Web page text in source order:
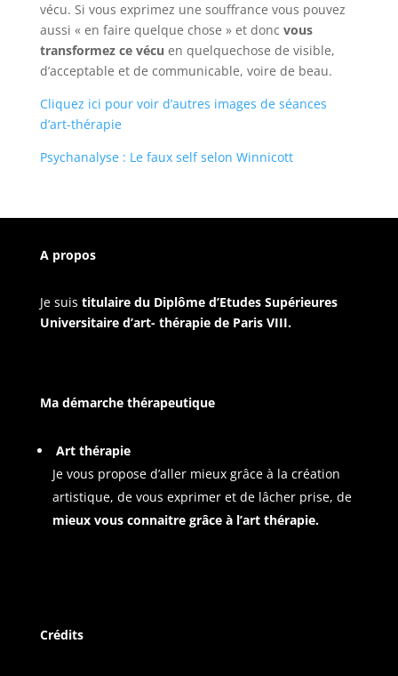
vécu. Si vous exprimez une souffrance vous pouvez
aussi « en faire quelque chose » et donc vous
transformez ce vécu en quelquechose de visible,
d’acceptable et de communicable, voire de beau.
Cliquez ici pour voir d’autres images de séances
d’art-thérapie
Psychanalyse : Le faux self selon Winnicott
A propos
Je suis titulaire du Diplôme d’Etudes Supérieures
Universitaire d’art- thérapie de Paris VIII.
Ma démarche thérapeutique
Art thérapie
Je vous propose d’aller mieux grâce à la création
artistique, de vous exprimer et de lâcher prise, de
mieux vous connaitre grâce à l’art thérapie.
Crédits